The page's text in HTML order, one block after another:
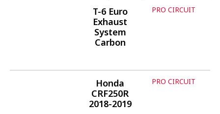
פרטים נוספים
PRO CIRCUIT
T-6 Euro
Exhaust
System
Carbon
פרטים נוספים
PRO CIRCUIT
Honda
CRF250R
2018-2019